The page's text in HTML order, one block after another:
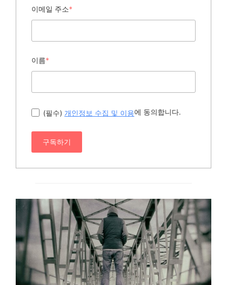
이메일 주소*
이름*
(필수) 개인정보 수집 및 이용에 동의합니다.
구독하기